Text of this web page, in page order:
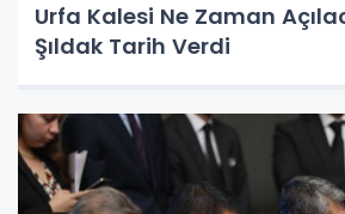
Urfa Kalesi Ne Zaman
Şıldak Tarih Verdi